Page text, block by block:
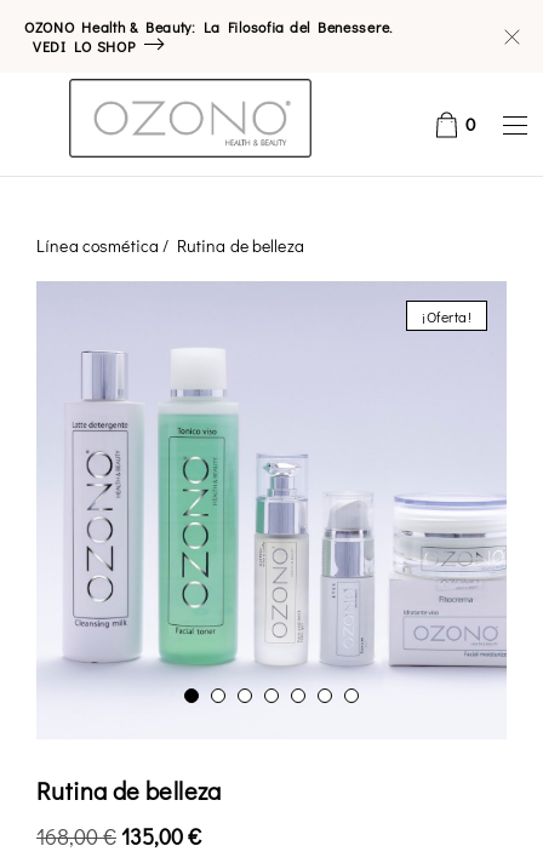
OZONO Health & Beauty: La Filosofia del Benessere.
VEDI LO SHOP
0
Línea cosmética / Rutina de belleza
¡Oferta!
Rutina de belleza
168,00€135,00€